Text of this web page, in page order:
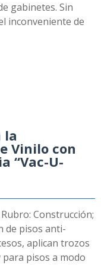
gabinetes. Sin
inconveniente de
la
Vinilo con
“Vac-U-
Construcción;
de pisos anti-
aplican trozos
pisos a modo